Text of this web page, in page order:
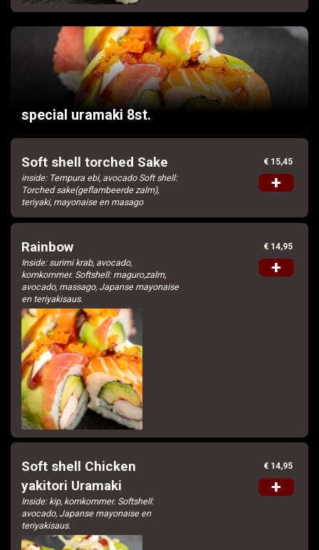
special uramaki 8st.
Soft shell torched Sake
inside: Tempura ebi, avocado Soft shell:
Torched sake(geflambeerde zalm),
teriyaki, mayonaise en masago
€ 15,45
+
Rainbow
Inside: surimi krab, avocado,
komkommer. Softshell: maguro,zalm,
avocado, massago, Japanse mayonaise
en teriyakisaus.
€ 14,95
+
Soft shell Chicken
yakitori Uramaki
Inside: kip, komkommer. Softshell:
avocado, Japanse mayonaise en
teriyakisaus.
€ 14,95
+